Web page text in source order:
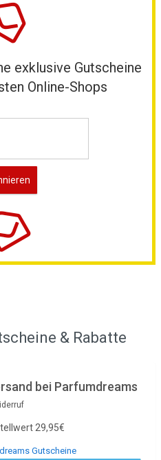
exklusive Gutscheine
Online-Shops
& Rabatte
bei Parfumdreams
29,95€
Gutscheine